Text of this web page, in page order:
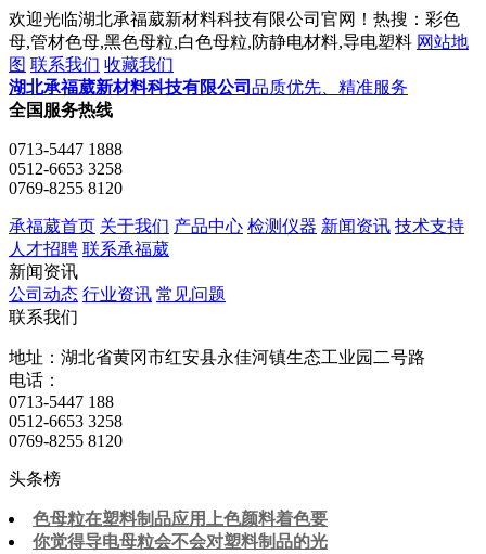
欢迎光临湖北承福葳新材料科技有限公司官网！热搜：彩色
母,管材色母,黑色母粒,白色母粒,防静电材料,导电塑料 网站地
图 联系我们 收藏我们
湖北承福葳新材料科技有限公司 品质优先、精准服务
全国服务热线
0713-5447 1888
0512-6653 3258
0769-8255 8120
承福葳首页 关于我们 产品中心 检测仪器 新闻资讯 技术支持
人才招聘 联系承福葳
新闻资讯
公司动态 行业资讯 常见问题
联系我们
地址：湖北省黄冈市红安县永佳河镇生态工业园二号路
电话：
0713-5447 188
0512-6653 3258
0769-8255 8120
头条榜
色母粒在塑料制品应用上色颜料着色要
你觉得导电母粒会不会对塑料制品的光